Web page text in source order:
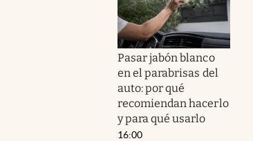
Pasar jabón blanco
en el parabrisas del
auto: por qué
recomiendan hacerlo
y para qué usarlo
16:00